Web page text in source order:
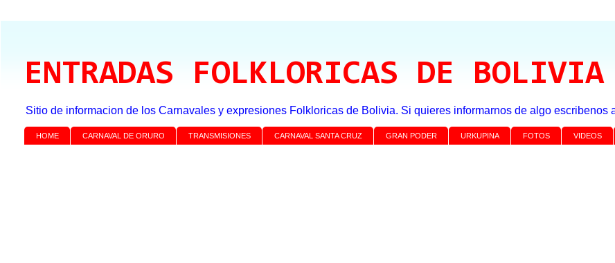
ENTRADAS FOLKLORICAS DE BOLIVIA
Sitio de informacion de los Carnavales y expresiones Folkloricas de Bolivia. Si quieres informarnos de algo escribenos
HOME CARNAVAL DE ORURO TRANSMISIONES CARNAVAL SANTA CRUZ GRAN PODER URKUPINA FOTOS VIDEOS